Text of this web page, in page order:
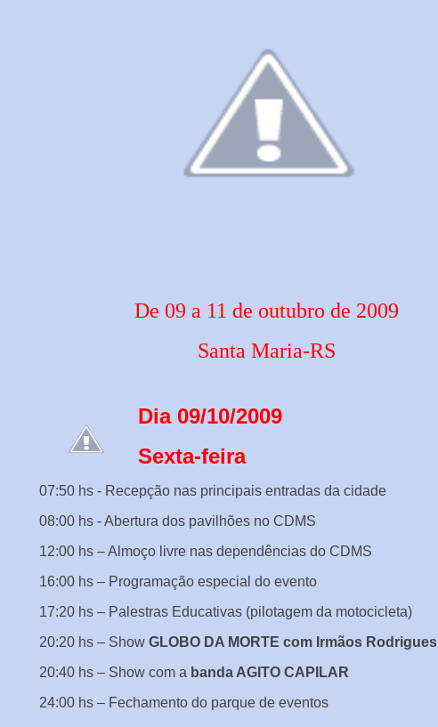
De 09 a 11 de outubro de 2009
Santa Maria-RS
Dia 09/10/2009
Sexta-feira
07:50 hs - Recepção nas principais entradas da cidade
08:00 hs - Abertura dos pavilhões no CDMS
12:00 hs – Almoço livre nas dependências do CDMS
16:00 hs – Programação especial do evento
17:20 hs – Palestras Educativas (pilotagem da motocicleta)
20:20 hs – Show GLOBO DA MORTE com Irmãos Rodrigues
20:40 hs – Show com a banda AGITO CAPILAR
24:00 hs – Fechamento do parque de eventos